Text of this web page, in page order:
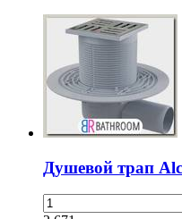
Душевой трап